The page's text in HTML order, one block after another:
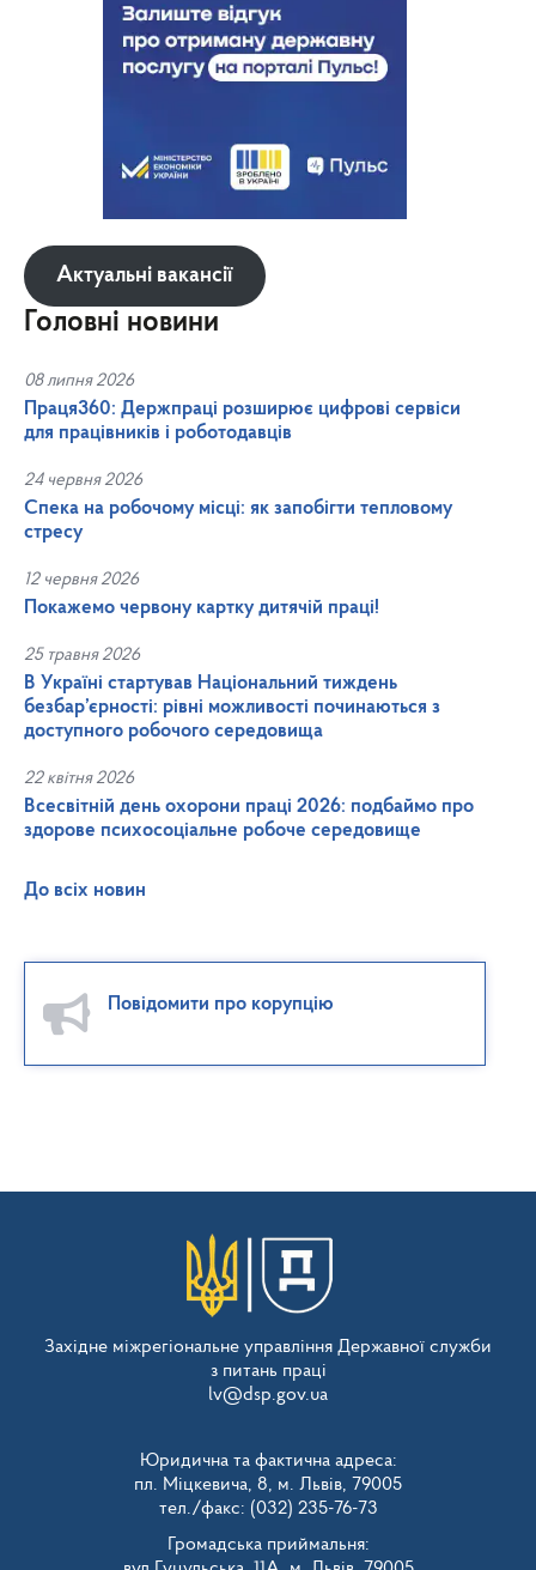
Актуальні вакансії
Головні новини
08 липня 2026
Праця360: Держпраці розширює цифрові сервіси
для працівників і роботодавців
24 червня 2026
Спека на робочому місці: як запобігти тепловому
стресу
12 червня 2026
Покажемо червону картку дитячій праці!
25 травня 2026
В Україні стартував Національний тиждень
безбар’єрності: рівні можливості починаються з
доступного робочого середовища
22 квітня 2026
Всесвітній день охорони праці 2026: подбаймо про
здорове психосоціальне робоче середовище
До всіх новин
Повідомити про корупцію
Західне міжрегіональне управління Державної служби
з питань праці
lv@dsp.gov.ua
Юридична та фактична адреса:
пл. Міцкевича, 8, м. Львів, 79005
тел./факс: (032) 235-76-73
Громадська приймальня: